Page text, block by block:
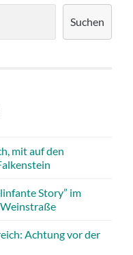
Suchen
mit auf den
Story” im
Achtung vor der